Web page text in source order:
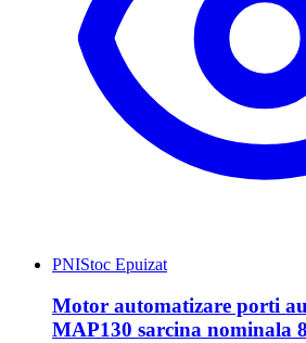
PNIStoc Epuizat
Motor automatizare porti
MAP130 sarcina nominala